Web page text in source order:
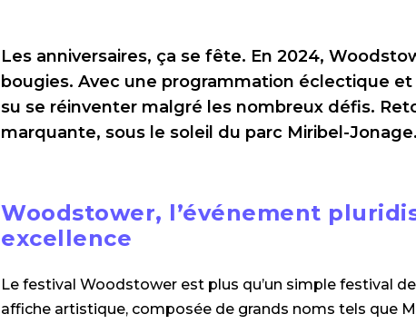
Les anniversaires, ça se fête. En 2024,
bougies. Avec une programmation éclectique
su se réinventer malgré les nombreux défis.
marquante, sous le soleil du parc Miribel-Jonage.
Woodstower, l’événement
excellence
Le festival Woodstower est plus qu’un simple festival
affiche artistique, composée de grands noms tels que